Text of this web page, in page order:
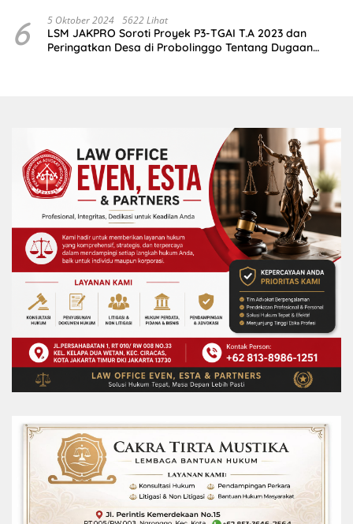
6 5 Oktober 2024 5622 Lihat
LSM JAKPRO Soroti Proyek P3-TGAI T.A 2023 dan
Peringatkan Desa di Probolinggo Tentang Dugaan